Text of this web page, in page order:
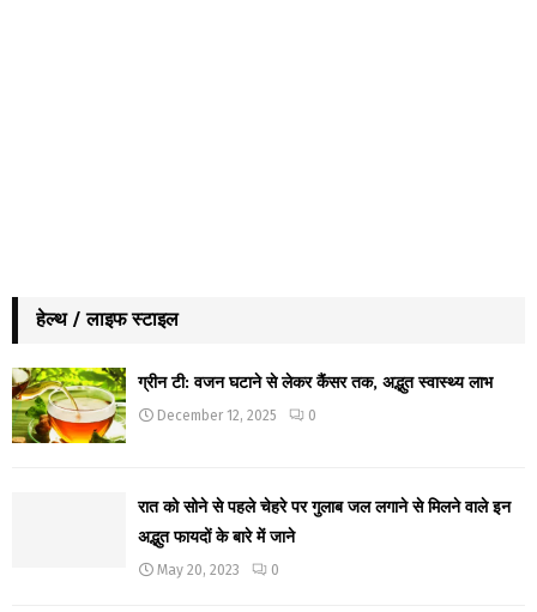
हेल्थ / लाइफ स्टाइल
ग्रीन टी: वजन घटाने से लेकर कैंसर तक, अद्भुत स्वास्थ्य लाभ
December 12, 2025 0
रात को सोने से पहले चेहरे पर गुलाब जल लगाने से मिलने वाले इन
अद्भुत फायदों के बारे में जाने
May 20, 2023 0